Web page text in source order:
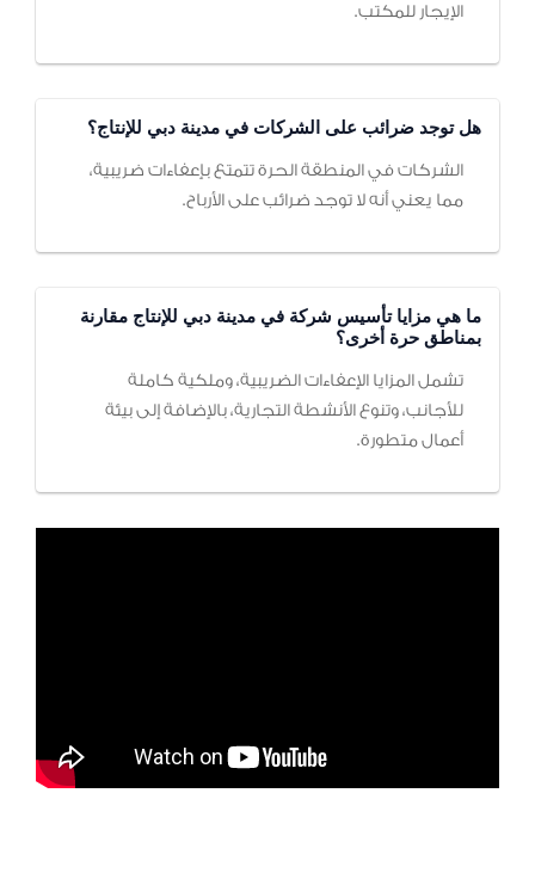
الإيجار للمكتب.
هل توجد ضرائب على الشركات في مدينة دبي للإنتاج؟
الشركات في المنطقة الحرة تتمتع بإعفاءات ضريبية،
مما يعني أنه لا توجد ضرائب على الأرباح.
ما هي مزايا تأسيس شركة في مدينة دبي للإنتاج مقارنة
بمناطق حرة أخرى؟
تشمل المزايا الإعفاءات الضريبية، وملكية كاملة
للأجانب، وتنوع الأنشطة التجارية، بالإضافة إلى بيئة
أعمال متطورة.